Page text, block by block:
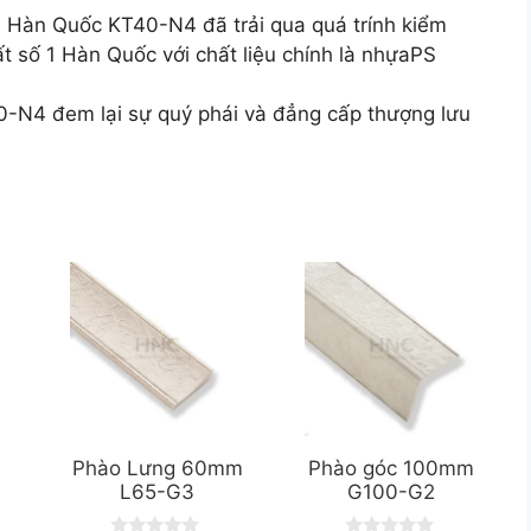
Quốc KT40-N4 đã trải qua quá trính kiểm
1 Hàn Quốc với chất liệu chính là nhựaPS
N4 đem lại sự quý phái và đẳng cấp thượng lưu
Phào Lưng 60mm
L65-G3
Phào góc 100mm
G100-G2